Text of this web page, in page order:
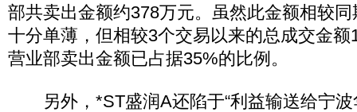
部共卖出金额约378万元。虽然此金额相较
十分单薄，但相较3个交易以来的总成交金
营业部卖出金额已占据35%的比例。
另外，*ST盛润A还陷于“利益输送给宁波